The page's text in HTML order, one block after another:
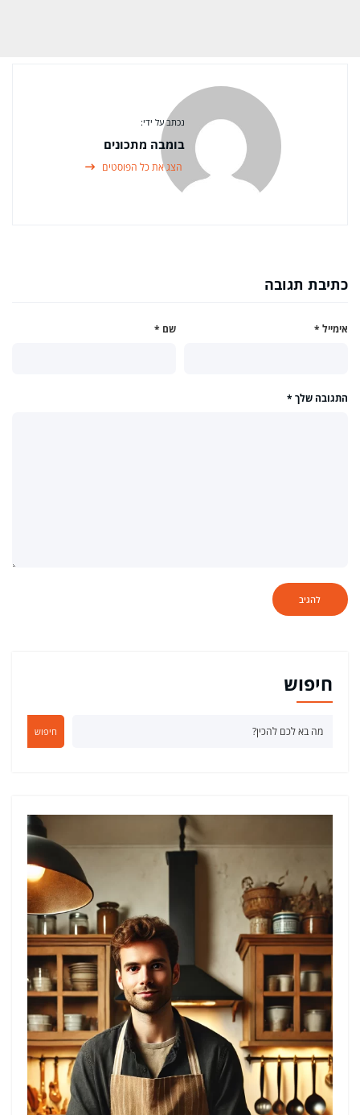
נכתב על ידי:
בומבה מתכונים
הצג את כל הפוסטים
כתיבת תגובה
שם * אימייל *
התגובה שלך *
חיפוש
חיפוש